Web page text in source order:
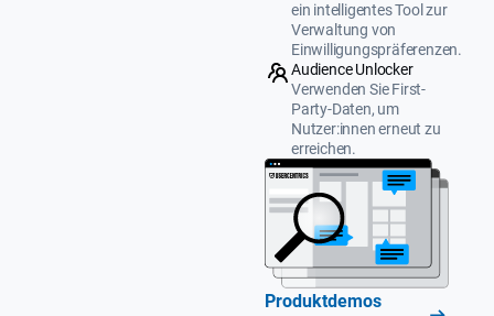
ein intelligentes Tool zur
Verwaltung von
Einwilligungspräferenzen.
Audience Unlocker
Verwenden Sie First-
Party-Daten, um
Nutzer:innen erneut zu
erreichen.
Produktdemos